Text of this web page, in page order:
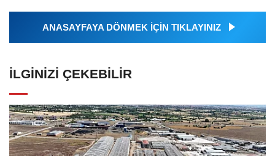
ANASAYFAYA DÖNMEK İÇİN TIKLAYINIZ
İLGINIZI ÇEKEBILIR